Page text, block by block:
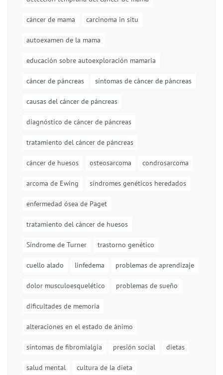
cáncer de mama carcinoma in situ
autoexamen de la mama
educación sobre autoexploración mamaria
cáncer de páncreas síntomas de cáncer de páncreas
causas del cáncer de páncreas
diagnóstico de cáncer de páncreas
tratamiento del cáncer de páncreas
cáncer de huesos osteosarcoma condrosarcoma
arcoma de Ewing síndromes genéticos heredados
enfermedad ósea de Paget
tratamiento del cáncer de huesos
Síndrome de Turner trastorno genético
cuello alado linfedema problemas de aprendizaje
dolor musculoesquelético problemas de sueño
dificultades de memoria
alteraciones en el estado de ánimo
síntomas de fibromialgia presión social dietas
salud mental cultura de la dieta